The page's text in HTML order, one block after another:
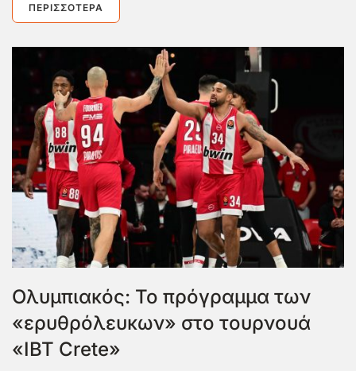
ΠΕΡΙΣΣΌΤΕΡΑ
Ολυμπιακός: Το πρόγραμμα των
«ερυθρόλευκων» στο τουρνουά
«IBT Crete»